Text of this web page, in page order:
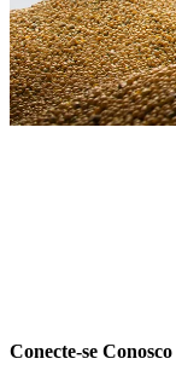
Conecte-se Conosco